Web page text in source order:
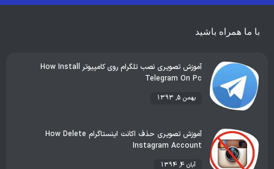
بهترین گجت ها
هوش مصنوعی رفع خطا و ارور
با ما همراه باشید
آموزش تصویری نصب تلگرام روی کامپیوتر How Install
Telegram On Pc
بهمن 5, 1393
آموزش تصویری حذف اکانت اینستاگرام How Delete
Instagram Account
آبان 4, 1394